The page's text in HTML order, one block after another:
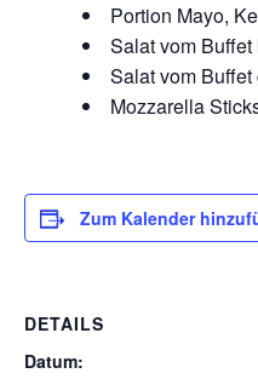
Portion Mayo,
Salat vom
Salat vom
Mozzarella
Zum Kalender
DETAILS
Datum: